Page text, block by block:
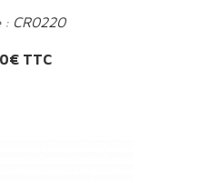
: CR0220
TTC